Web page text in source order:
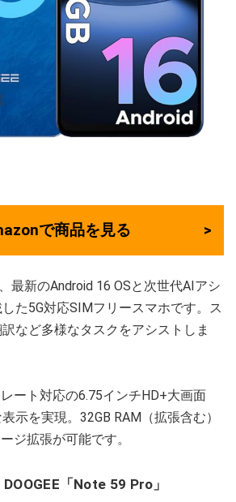
で商品を見る
最新のAndroid 16 OSと次世代AIアシ
た5G対応SIMフリースマホです。ス
など多様なタスクをアシストしま
ート対応の6.75インチHD+大画面
示を実現。32GB RAM（拡張含む）
ジ拡張が可能です。
「Note 59 Pro」